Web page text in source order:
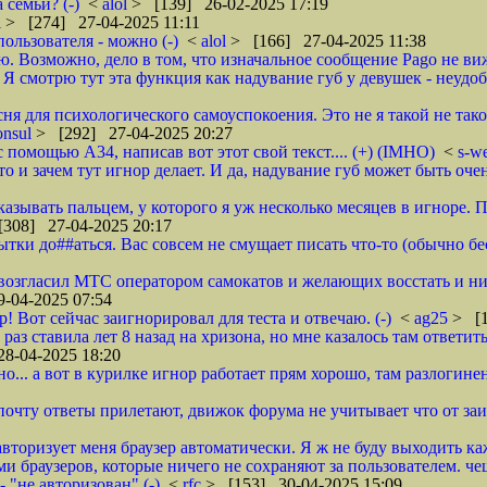
(-) < alol > [139] 26-02-2025 17:19
> [274] 27-04-2025 11:11
- можно (-) < alol > [166] 27-04-2025 11:38
Возможно, дело в том, что изначальное сообщение Pago не
смотрю тут эта функция как надувание губ у девушек -
для психологического самоуспокоения. Это не я такой не
> [292] 27-04-2025 20:27
помощью А34, написав вот этот свой текст.... (+) (IMHO) < s-
и зачем тут игнор делает. И да, надувание губ может быть
пальцем, у которого я уж несколько месяцев в
27-04-2025 20:17
до##аться. Вас совсем не смущает писать что-то (обычно
МТС оператором самокатов и желающих восстать и
2025 07:54
Вот сейчас заигнорировал для теста и отвечаю. (-) < ag25 >
ставила лет 8 назад на хризона, но мне казалось там
04-2025 18:20
а вот в курилке игнор работает прям хорошо, там
ответы прилетают, движок форума не учитывает что от
меня браузер автоматически. Я ж не буду выходить
браузеров, которые ничего не сохраняют за пользователем.